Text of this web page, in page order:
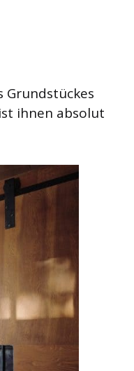
Grundstückes
ihnen absolut